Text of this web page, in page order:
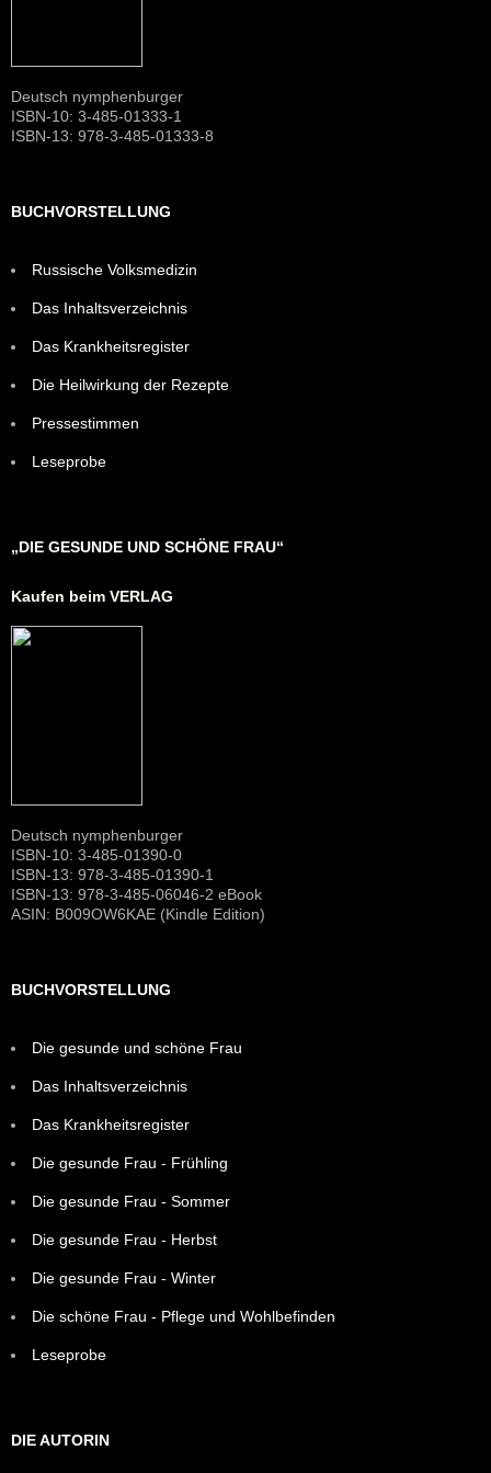
Deutsch nymphenburger
ISBN-10: 3-485-01333-1
ISBN-13: 978-3-485-01333-8
BUCHVORSTELLUNG
Russische Volksmedizin
Das Inhaltsverzeichnis
Das Krankheitsregister
Die Heilwirkung der Rezepte
Pressestimmen
Leseprobe
„DIE GESUNDE UND SCHÖNE FRAU“
Kaufen beim VERLAG
Deutsch nymphenburger
ISBN-10: 3-485-01390-0
ISBN-13: 978-3-485-01390-1
ISBN-13: 978-3-485-06046-2 eBook
ASIN: B009OW6KAE (Kindle Edition)
BUCHVORSTELLUNG
Die gesunde und schöne Frau
Das Inhaltsverzeichnis
Das Krankheitsregister
Die gesunde Frau - Frühling
Die gesunde Frau - Sommer
Die gesunde Frau - Herbst
Die gesunde Frau - Winter
Die schöne Frau - Pflege und Wohlbefinden
Leseprobe
DIE AUTORIN